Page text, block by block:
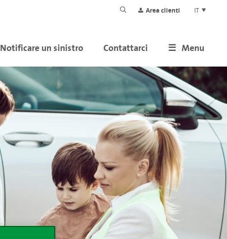
Area clienti IT
Menu
Contattarci
Notificare un sinistro